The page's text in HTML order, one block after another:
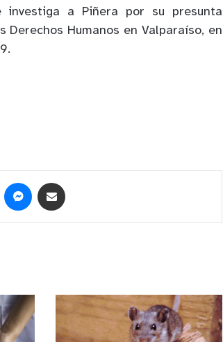
a Piñera por su presunta
Humanos en Valparaíso, en